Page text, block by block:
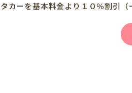
カーを基本料金より１０％割引